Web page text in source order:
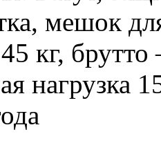
мешок
кг, брутто
нагрузка